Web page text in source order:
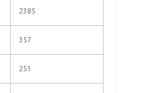
2385
357
251